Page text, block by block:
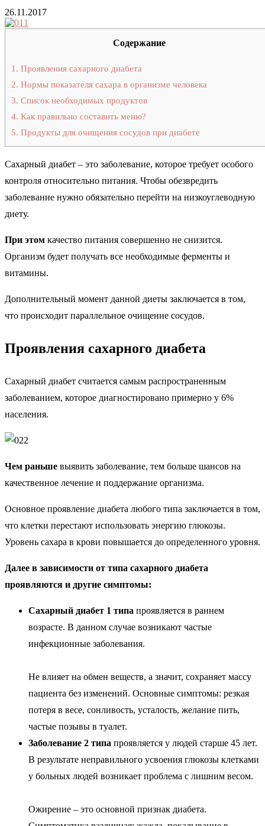
26.11.2017
Содержание
1. Проявления сахарного диабета
2. Нормы показателя сахара в организме человека
3. Список необходимых продуктов
4. Как правильно составить меню?
5. Продукты для очищения сосудов при диабете
Сахарный диабет – это заболевание, которое требует особого
контроля относительно питания. Чтобы обезвредить
заболевание нужно обязательно перейти на низкоуглеводную
диету.
При этом качество питания совершенно не снизится.
Организм будет получать все необходимые ферменты и
витамины.
Дополнительный момент данной диеты заключается в том,
что происходит параллельное очищение сосудов.
Проявления сахарного диабета
Сахарный диабет считается самым распространенным
заболеванием, которое диагностировано примерно у 6%
населения.
Чем раньше выявить заболевание, тем больше шансов на
качественное лечение и поддержание организма.
Основное проявление диабета любого типа заключается в том,
что клетки перестают использовать энергию глюкозы.
Уровень сахара в крови повышается до определенного уровня.
Далее в зависимости от типа сахарного диабета
проявляются и другие симптомы:
Сахарный диабет 1 типа проявляется в раннем
возрасте. В данном случае возникают частые
инфекционные заболевания.
Не влияет на обмен веществ, а значит, сохраняет массу
пациента без изменений. Основные симптомы: резкая
потеря в весе, сонливость, усталость, желание пить,
частые позывы в туалет.
Заболевание 2 типа проявляется у людей старше 45 лет.
В результате неправильного усвоения глюкозы клетками
у больных людей возникает проблема с лишним весом.
Ожирение – это основной признак диабета.